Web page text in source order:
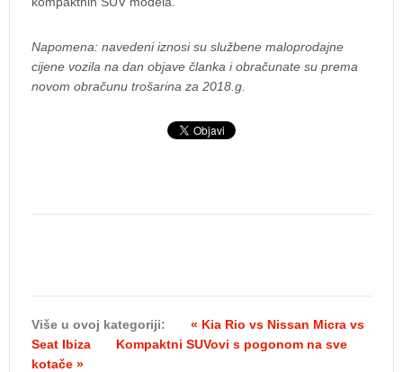
Napomena: navedeni iznosi su službene maloprodajne
cijene vozila na dan objave članka i obračunate su prema
novom obračunu trošarina za 2018.g.
Više u ovoj kategoriji:
« Kia Rio vs Nissan Micra vs
Seat Ibiza
Kompaktni SUVovi s pogonom na sve
kotače »